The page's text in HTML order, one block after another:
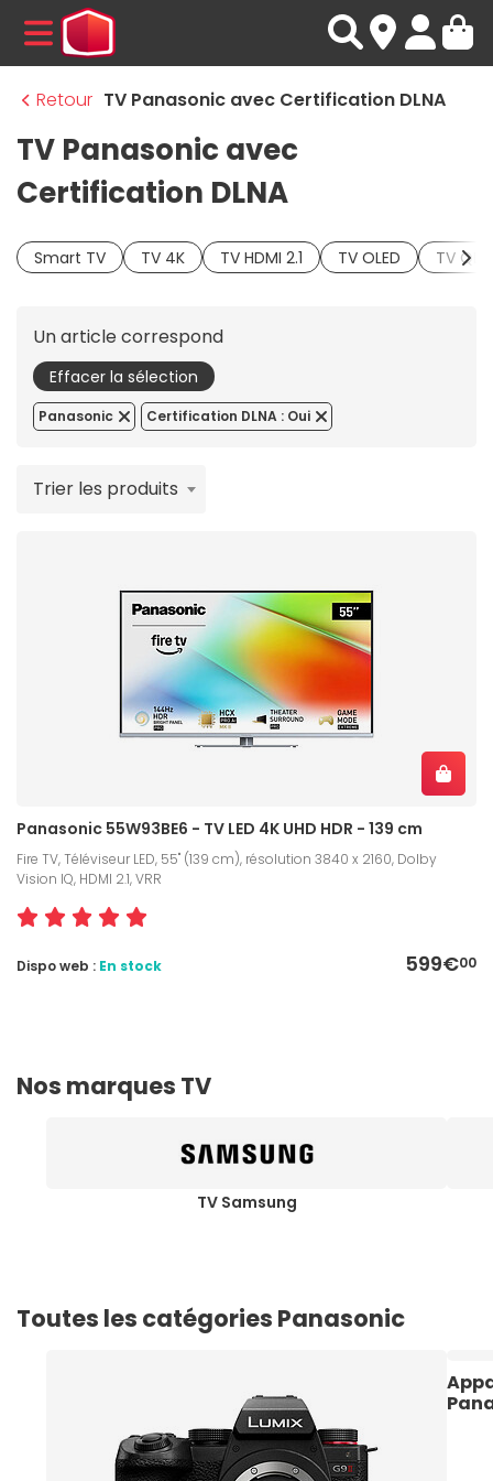
MENU
Retour TV Panasonic avec Certification DLNA
TV Panasonic avec
Certification DLNA
Smart TV TV 4K TV HDMI 2.1 TV OLED TV
Un article correspond
Effacer la sélection
Panasonic Certification DLNA : Oui
Trier les produits
Panasonic 55W93BE6 - TV LED 4K UHD HDR - 139 cm
Fire TV, Téléviseur LED, 55" (139 cm), résolution 3840 x 2160, Dolby
Vision IQ, HDMI 2.1, VRR
599€00
Dispo web : En stock
Nos marques TV
TV Samsung
Toutes les catégories Panasonic